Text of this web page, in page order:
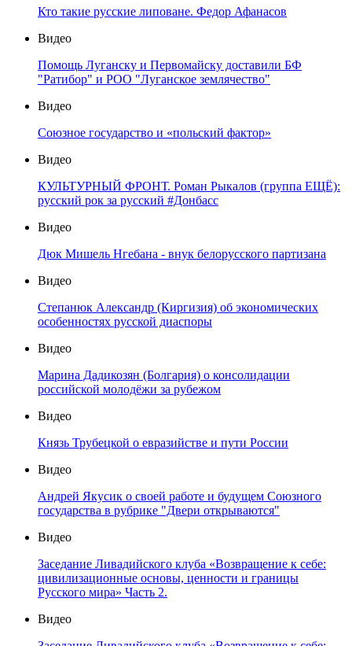
Кто такие русские липоване. Федор Афанасов
Видео
Помощь Луганску и Первомайску доставили БФ
"Ратибор" и РОО "Луганское землячество"
Видео
Союзное государство и «польский фактор»
Видео
КУЛЬТУРНЫЙ ФРОНТ. Роман Рыкалов (группа ЕЩЁ):
русский рок за русский #Донбасс
Видео
Дюк Мишель Нгебана - внук белорусского партизана
Видео
Степанюк Александр (Киргизия) об экономических
особенностях русской диаспоры
Видео
Марина Дадикозян (Болгария) о консолидации
российской молодёжи за рубежом
Видео
Князь Трубецкой о евразийстве и пути России
Видео
Андрей Якусик о своей работе и будущем Союзного
государства в рубрике "Двери открываются"
Видео
Заседание Ливадийского клуба «Возвращение к себе:
цивилизационные основы, ценности и границы
Русского мира» Часть 2.
Видео